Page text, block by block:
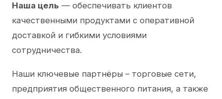
Наша цель — обеспечивать клиентов
качественными продуктами с оперативной
доставкой и гибкими условиями
сотрудничества.
Наши ключевые партнёры – торговые сети,
предприятия общественного питания, а также